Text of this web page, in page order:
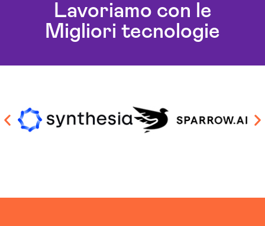
Lavoriamo con le
Migliori tecnologie